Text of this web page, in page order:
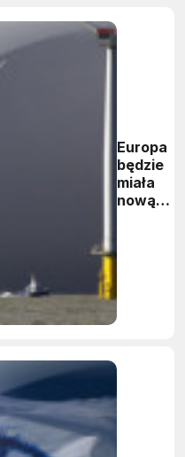
Europa
będzie
miała
nową